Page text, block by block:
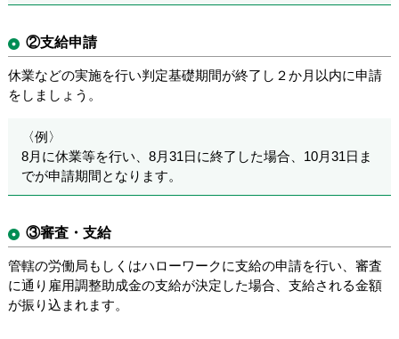
②支給申請
休業などの実施を行い判定基礎期間が終了し２か月以内に申請
をしましょう。
〈例〉
8月に休業等を行い、8月31日に終了した場合、10月31日ま
でが申請期間となります。
③審査・支給
管轄の労働局もしくはハローワークに支給の申請を行い、審査
に通り雇用調整助成金の支給が決定した場合、支給される金額
が振り込まれます。